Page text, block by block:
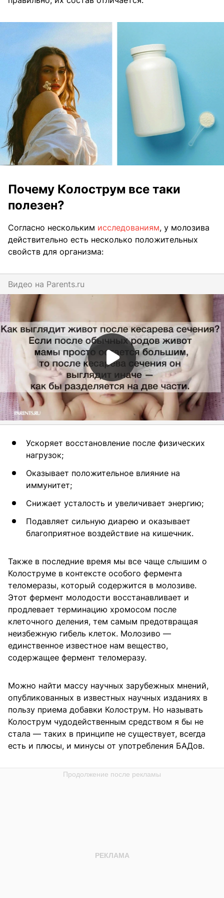
Почему Колострум все таки
полезен?
Согласно нескольким исследованиям, у молозива
действительно есть несколько положительных
свойств для организма:
Видео на parents.ru
Ускоряет восстановление после физических
нагрузок;
Оказывает положительное влияние на
иммунитет;
Снижает усталость и увеличивает энергию;
Подавляет сильную диарею и оказывает
благоприятное воздействие на кишечник.
Также в последние время мы все чаще слышим о
Колоструме в контексте особого фермента
теломеразы, который содержится в молозиве.
Этот фермент молодости восстанавливает и
продлевает терминацию хромосом после
клеточного деления, тем самым предотвращая
неизбежную гибель клеток. Молозиво —
единственное известное нам вещество,
содержащее фермент теломеразу.
Можно найти массу научных зарубежных мнений,
опубликованных в известных научных изданиях в
пользу приема добавки Колострум. Но называть
Колострум чудодейственным средством я бы не
стала — таких в принципе не существует, всегда
есть и плюсы, и минусы от употребления БАДов.